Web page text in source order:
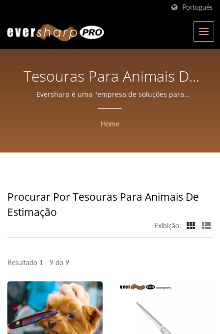
Português
Tesouras Para Animais De
EstimaçãoPesquisado |
Eversharp Pro Company |
Certificado ISO Com Mais
Eversharp é uma "empresa de soluções para
fabricação de tesouras", temos capacidades
equipe de design de produtos para nossas tesouras.
Home
Procurar Por Tesouras Para Animais De
Estimação
Exibição:
Resultado 1 - 9 do 9